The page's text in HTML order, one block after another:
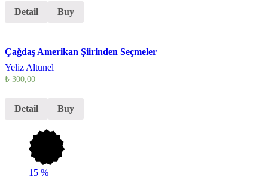
Detail Buy
Çağdaş Amerikan Şiirinden Seçmeler
Yeliz Altunel
₺ 300,00
Detail Buy
15 %